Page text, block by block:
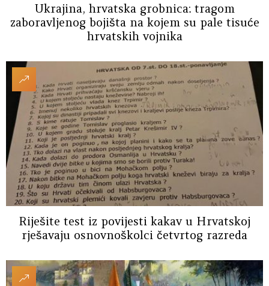
Ukrajina, hrvatska grobnica: tragom
zaboravljenog bojišta na kojem su pale tisuće
hrvatskih vojnika
Riješite test iz povijesti kakav u Hrvatskoj
rješavaju osnovnoškolci četvrtog razreda